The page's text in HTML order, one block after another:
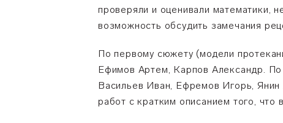
проверяли и оценивали математики,
возможность обсудить замечания
По первому сюжету (модели
Ефимов Артем, Карпов Александр.
Васильев Иван, Ефремов Игорь,
работ с кратким описанием того, что